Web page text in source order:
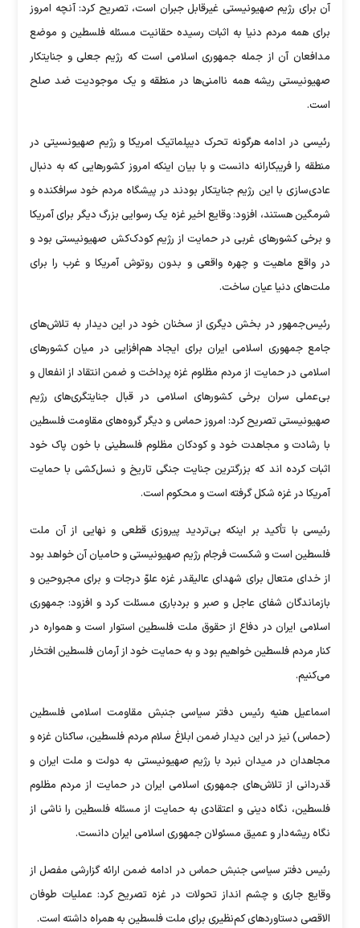
آن برای رژیم صهیونیستی غیرقابل جبران است، تصریح کرد: آنچه امروز
برای همه مردم دنیا به اثبات رسیده حقانیت مسئله فلسطین و موضع
مدافعان آن از جمله جمهوری اسلامی است که رژیم جعلی و جنایتکار
صهیونیستی ریشه همه ناامنی‌ها در منطقه و یک موجودیت ضد صلح
است.
رئیسی در ادامه هرگونه تحرک دیپلماتیک امریکا و رژیم صهیونسیتی در
منطقه را فریبکارانه دانست و با بیان اینکه امروز کشور‌هایی که به دنبال
عادی‌سازی با این رژیم جنایتکار بودند در پیشگاه مردم خود سرافکنده و
شرمگین هستند، افزود: وقایع اخیر غزه یک رسوایی بزرگ دیگر برای آمریکا
و برخی کشور‌های غربی در حمایت از رژیم کودک‌کش صهیونیستی بود و
در واقع ماهیت و چهره واقعی و بدون روتوش آمریکا و غرب را برای
ملت‌های دنیا عیان ساخت.
رئیس‌جمهور در بخش دیگری از سخنان خود در این دیدار به تلاش‌های
جامع جمهوری اسلامی ایران برای ایجاد هم‌افزایی در میان کشور‌های
اسلامی در حمایت از مردم مظلوم غزه پرداخت و ضمن انتقاد از انفعال و
بی‌عملی سران برخی کشور‌های اسلامی در قبال جنایتگری‌های رژیم
صهیونیستی تصریح کرد: امروز حماس و دیگر گروه‌های مقاومت فلسطین
با رشادت و مجاهدت خود و کودکان مظلوم فلسطینی با خون پاک خود
اثبات کرده اند که بزرگترین جنایت جنگی تاریخ و نسل‌کشی با حمایت
آمریکا در غزه شکل گرفته است و محکوم است.
رئیسی با تأکید بر اینکه بی‌تردید پیروزی قطعی و نهایی از آن ملت
فلسطین است و شکست فرجام رژیم صهیونیستی و حامیان آن خواهد بود
از خدای متعال برای شهدای عالیقدر غزه علوّ درجات و برای مجروحین و
بازماندگان شفای عاجل و صبر و بردباری مسئلت کرد و افزود: جمهوری
اسلامی ایران در دفاع از حقوق ملت فلسطین استوار است و همواره در
کنار مردم فلسطین خواهیم بود و به حمایت خود از آرمان فلسطین افتخار
می‌کنیم.
اسماعیل هنیه رئیس دفتر سیاسی جنبش مقاومت اسلامی فلسطین
(حماس) نیز در این دیدار ضمن ابلاغ سلام مردم فلسطین، ساکنان غزه و
مجاهدان در میدان نبرد با رژیم صهیونیستی به دولت و ملت ایران و
قدردانی از تلاش‌های جمهوری اسلامی ایران در حمایت از مردم مظلوم
فلسطین، نگاه دینی و اعتقادی به حمایت از مسئله فلسطین را ناشی از
نگاه ریشه‌دار و عمیق مسئولان جمهوری اسلامی ایران دانست.
رئیس دفتر سیاسی جنبش حماس در ادامه ضمن ارائه گزارشی مفصل از
وقایع جاری و چشم انداز تحولات در غزه تصریح کرد: عملیات طوفان
الاقصی دستاورد‌های کم‌نظیری برای ملت فلسطین به همراه داشته است.